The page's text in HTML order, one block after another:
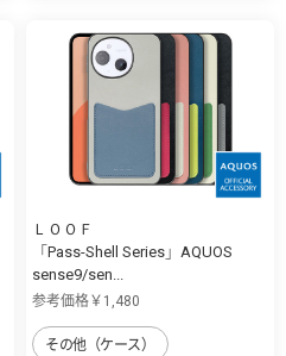
ＬＯＯＦ
「Pass-Shell Series」AQUOS
sense9/sen...
参考価格￥1,480
その他（ケース）